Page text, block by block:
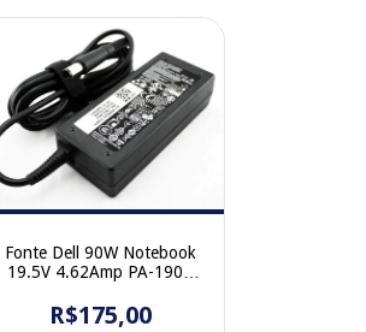
Fonte Dell 90W Notebook
19.5V 4.62Amp PA-1900
R$175,00